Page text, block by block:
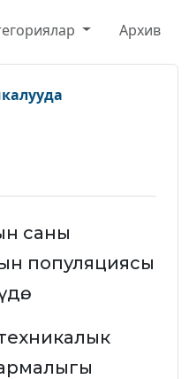
Архив
саны
популяциясы